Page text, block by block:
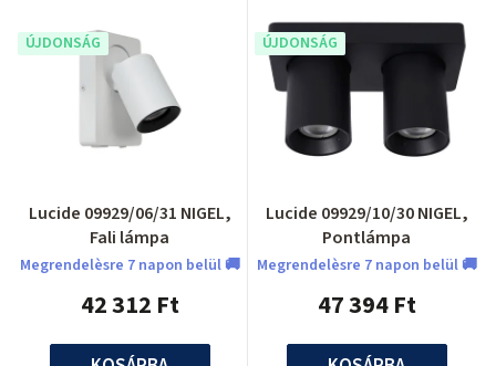
ÚJDONSÁG
Lucide 09929/06/31 NIGEL,
Fali lámpa
Megrendelèsre 7 napon belül 🚚
42 312 Ft
ÚJDONSÁG
Lucide 09929/10/30 NIGEL,
Pontlámpa
Megrendelèsre 7 napon belül 🚚
47 394 Ft